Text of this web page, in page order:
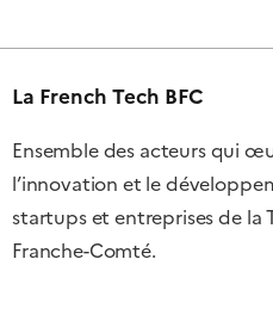
La French Tech BFC
Ensemble des acteurs qui
l’innovation et le
startups et entreprises de la
Franche-Comté.